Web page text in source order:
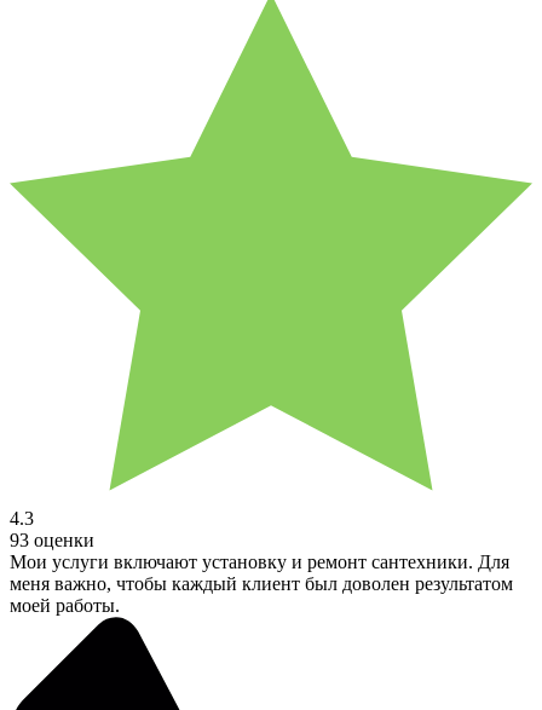
4.3
93 оценки
Мои услуги включают установку и ремонт сантехники. Для
меня важно, чтобы каждый клиент был доволен результатом
моей работы.